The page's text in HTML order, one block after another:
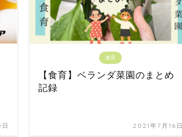
食育
【食育】ベランダ菜園のまとめ
記録
2021年7月16日